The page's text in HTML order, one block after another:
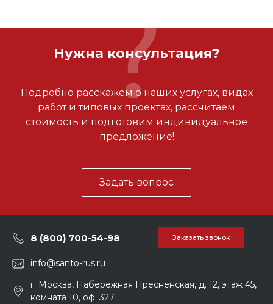
Нужна консультация?
Подробно расскажем о наших услугах, видах
работ и типовых проектах, рассчитаем
стоимость и подготовим индивидуальное
предложение!
Задать вопрос
8 (800) 700-54-98 Заказать звонок
info@santo-rus.ru
г. Москва, Набережная Пресненская, д. 12, этаж 45,
комната 10, оф. 327